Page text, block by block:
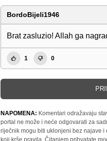
BordoBijeli1946
Brat zasluzio! Allah ga
1 0
NAPOMENA: Komentari odražavaju
portal ne može i neće odgovarati za
riječnik mogu biti uklonjeni bez najave
koji krše pravila. Čitanjem prihvatate